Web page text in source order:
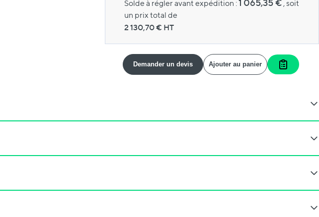
Solde à régler avant expédition :1 065,35 €, soit
un prix total de
2 130,70€ HT
Demander un devis Ajouter au panier
Ajouter